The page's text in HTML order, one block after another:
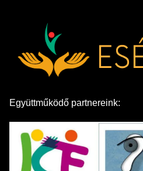
Együttműködő partnereink: